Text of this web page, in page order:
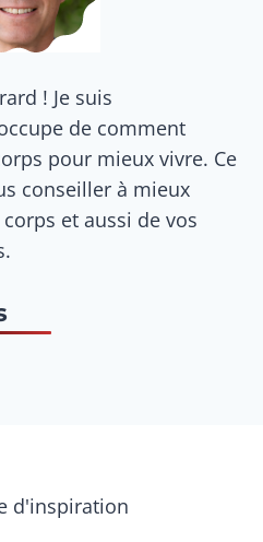
! Je suis
de comment
pour mieux vivre. Ce
conseiller à mieux
et aussi de vos
d'inspiration